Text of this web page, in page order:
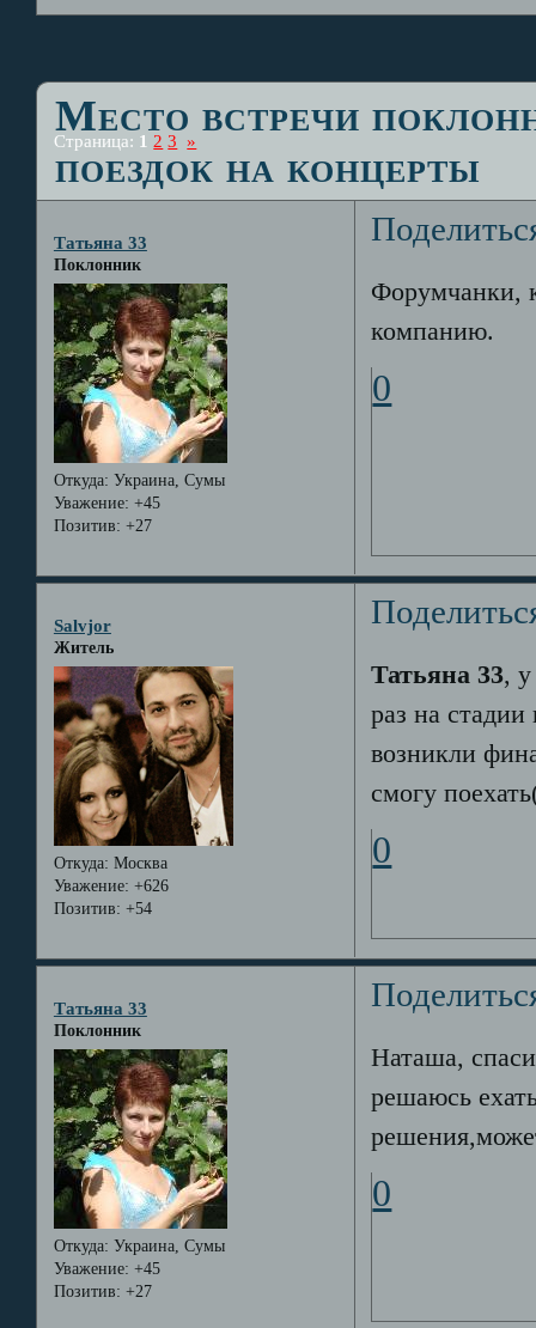
Место встречи
поездок на концерты
Страница: 1 2 3 »
Татьяна 33
Поклонник
Откуда: Украина, Сумы
Уважение: +45
Позитив: +27
Форумчанки,
компанию.
0
Salvjor
Житель
Откуда: Москва
Уважение: +626
Позитив: +54
Татьяна 33,
раз на
возникли
смогу
0
Татьяна 33
Поклонник
Откуда: Украина, Сумы
Уважение: +45
Позитив: +27
Наташа,
решаюсь
0